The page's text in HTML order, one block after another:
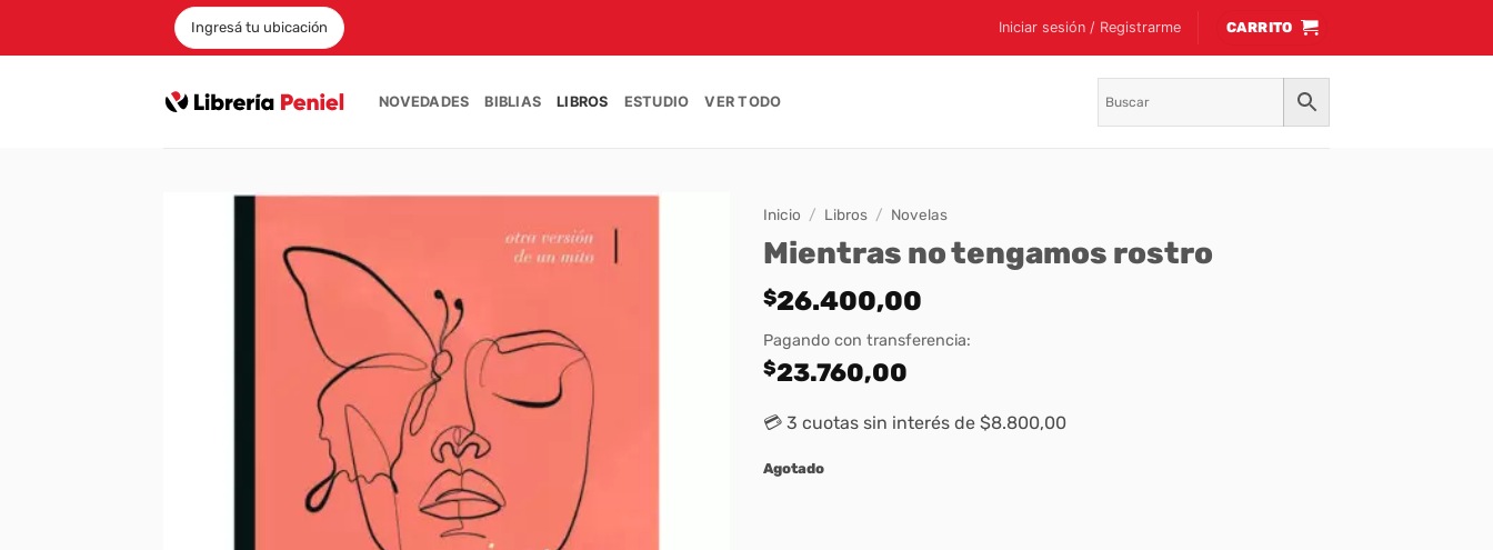
Ingresá tu ubicación Iniciar sesión / Registrarme CARRITO
NOVEDADES BIBLIAS LIBROS ESTUDIO VER TODO
Inicio / Libros / Novelas
Mientras no tengamos rostro
$26.400,00
Pagando con transferencia:
$23.760,00
💳 3 cuotas sin interés de $8.800,00
Agotado